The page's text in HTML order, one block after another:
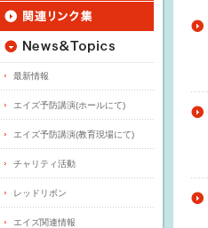
最新情報
エイズ予防講演(ホールにて)
エイズ予防講演(教育現場にて)
チャリティ活動
レッドリボン
エイズ関連情報